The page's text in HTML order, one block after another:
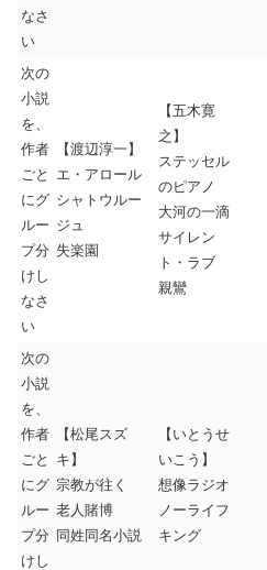
なさ
い
次の
小説
を、
作者
ごと
にグ
ルー
プ分
けし
なさ
い
【渡辺淳一】
エ・アロール
シャトウルー
ジュ
失楽園
【五木寛
之】
ステッセル
のピアノ
大河の一滴
サイレン
ト・ラブ
親鸞
次の
小説
を、
作者
ごと
にグ
ルー
プ分
けし
【松尾スズ
キ】
宗教が往く
老人賭博
同姓同名小説
【いとうせ
いこう】
想像ラジオ
ノーライフ
キング